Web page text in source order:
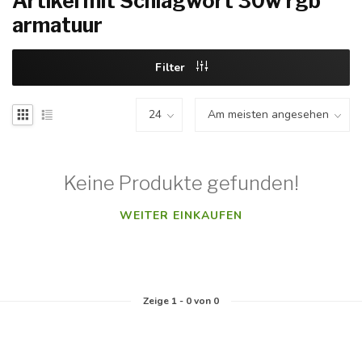
armatuur
Filter
Keine Produkte gefunden!
WEITER EINKAUFEN
Zeige 1- 0von 0